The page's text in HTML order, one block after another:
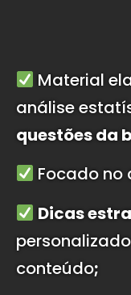
Material
análise
questões da
Focado no
Dicas
conteúdo;